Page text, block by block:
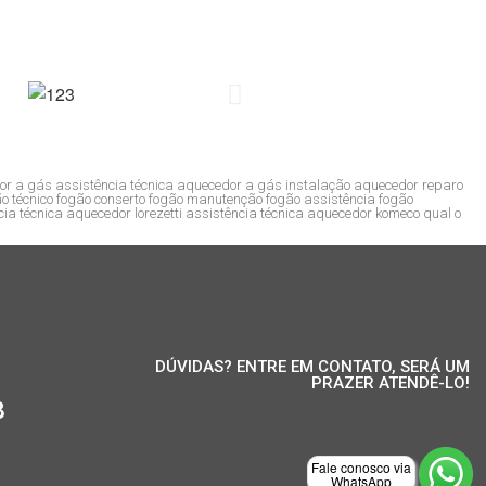
Fale conosco via
WhatsApp
a gás assistência técnica aquecedor a gás instalação aquecedor reparo
fogão conserto fogão manutenção fogão assistência fogão
aquecedor lorezetti assistência técnica aquecedor komeco qual o
DÚVIDAS? ENTRE EM CONTATO, SERÁ UM
PRAZER ATENDÊ-LO!